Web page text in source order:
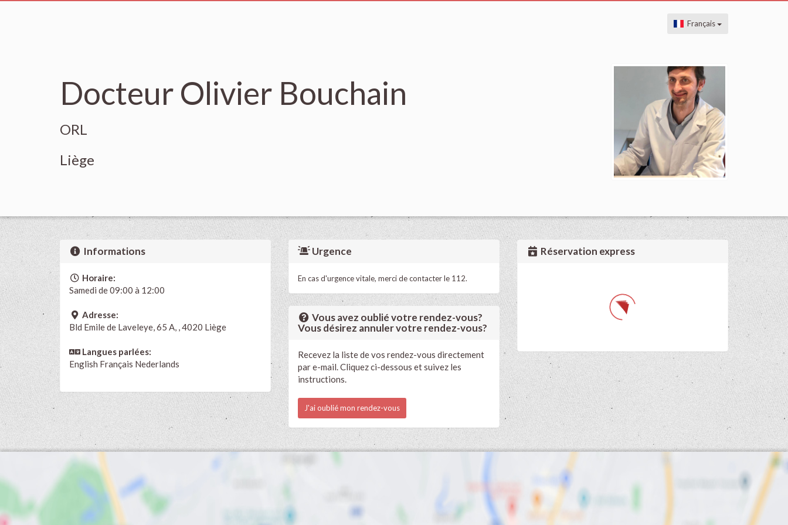
Français
Docteur Olivier Bouchain
ORL
Liège
Informations
Horaire:
Samedi de 09:00 à 12:00
Adresse:
Bld Emile de Laveleye, 65 A, , 4020 Liège
Langues parlées:
English Français Nederlands
Urgence
En cas d'urgence vitale, merci de contacter le 112.
Vous avez oublié votre rendez-vous?
Vous désirez annuler votre rendez-vous?
Recevez la liste de vos rendez-vous directement
par e-mail. Cliquez ci-dessous et suivez les
instructions.
J'ai oublié mon rendez-vous
Réservation express